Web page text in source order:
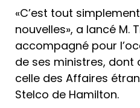
«C’est tout
nouvelles», a lancé M.
accompagné pour
de ses ministres, dont
celle des Affaires
Stelco de Hamilton.